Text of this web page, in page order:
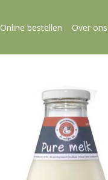
Online bestellen Over ons